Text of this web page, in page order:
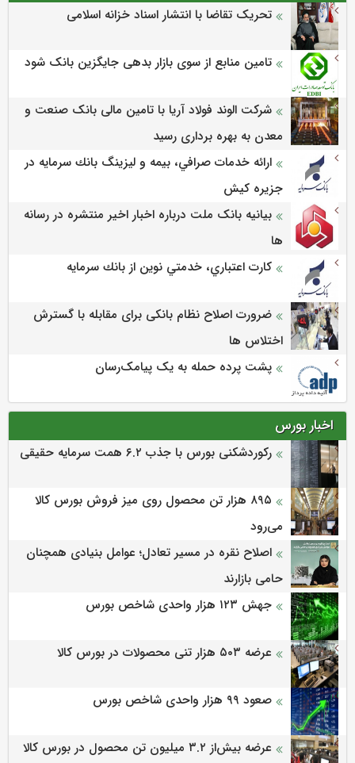
تحریک تقاضا با انتشار اسناد خزانه اسلامی
تامین منابع از سوی بازار بدهی جایگزین بانک شود
شرکت الوند فولاد آریا با تامین مالی بانک صنعت و
معدن به بهره برداری رسید
ارائه خدمات صرافي، بيمه و ليزينگ بانك سرمايه در
جزيره كيش
بیانیه بانک ملت درباره اخبار اخیر منتشره در رسانه
ها
كارت اعتباري، خدمتي نوين از بانك سرمايه
ضرورت اصلاح نظام بانکی برای مقابله با گسترش
اختلاس ها
پشت پرده حمله به یک پیامک‌رسان
اخبار بورس
رکوردشکنی بورس با جذب ۶.۲ همت سرمایه حقیقی
۸۹۵ هزار تن محصول روی میز فروش بورس کالا
می‌‌رود
اصلاح نقره در مسیر تعادل؛ عوامل بنیادی همچنان
حامی بازارند
جهش ۱۲۳ هزار واحدی شاخص بورس
عرضه ۵۰۳ هزار تنی محصولات در بورس کالا
صعود ۹۹ هزار واحدی شاخص بورس
عرضه بیش‌از ۳.۲ میلیون تن محصول در بورس کالا